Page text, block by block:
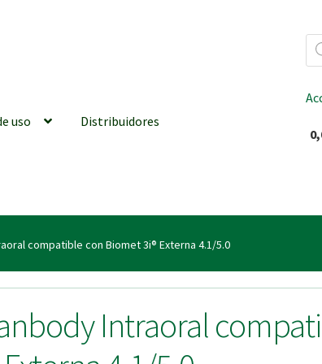
de
uso Distribuidores
CAM Distribuidores Finalizar Pedido
compatible con Biomet 3i® Externa 4.1/5.0
Intraoral